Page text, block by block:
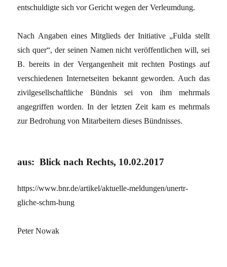
entschuldigte sich vor Gericht wegen der Verleumdung.
Nach Angaben eines Mitglieds der Initiative „Fulda stellt
sich quer“, der seinen Namen nicht veröffentlichen will, sei
B. bereits in der Vergangenheit mit rechten Postings auf
verschiedenen Internetseiten bekannt geworden. Auch das
zivilgesellschaftliche Bündnis sei von ihm mehrmals
angegriffen worden. In der letzten Zeit kam es mehrmals
zur Bedrohung von Mitarbeitern dieses Bündnisses.
aus: Blick nach Rechts, 10.02.2017
https://www.bnr.de/artikel/aktuelle-meldungen/unertr-
gliche-schm-hung
Peter Nowak